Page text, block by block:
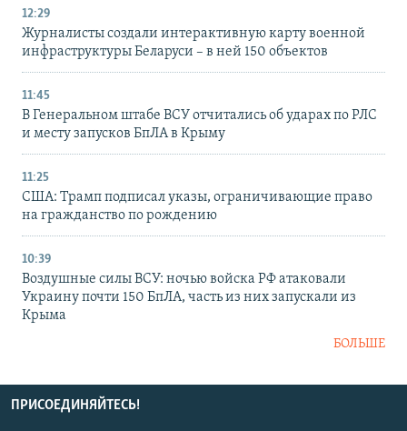
12:29
Журналисты создали интерактивную карту военной
инфраструктуры Беларуси – в ней 150 объектов
11:45
В Генеральном штабе ВСУ отчитались об ударах по РЛС
и месту запусков БпЛА в Крыму
11:25
США: Трамп подписал указы, ограничивающие право
на гражданство по рождению
10:39
Воздушные силы ВСУ: ночью войска РФ атаковали
Украину почти 150 БпЛА, часть из них запускали из
Крыма
БОЛЬШЕ
ПРИСОЕДИНЯЙТЕСЬ!